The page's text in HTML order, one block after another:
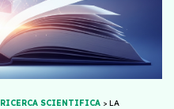
RICERCA SCIENTIFICA > LA